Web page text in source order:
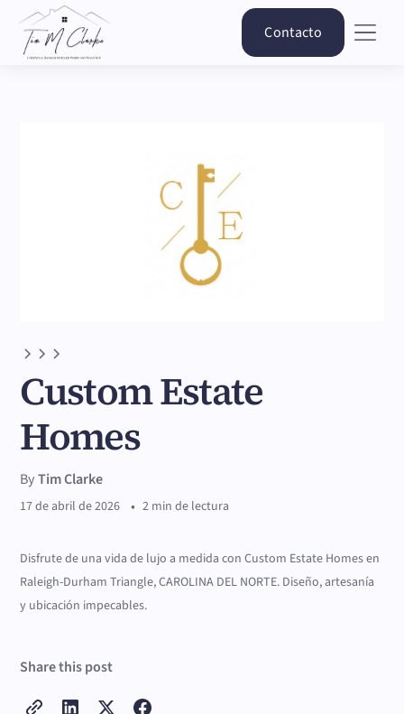
Contacto
Custom Estate
Homes
ByTim Clarke
17 de abril de 2026 • 2 min de lectura
Disfrute de una vida de lujo a medida con Custom Estate Homes en
Raleigh-Durham Triangle, CAROLINA DEL NORTE. Diseño, artesanía
y ubicación impecables.
Share this post